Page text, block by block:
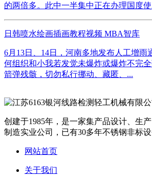
的两倍多。此中一半集中正在办理国度使
日韩喷水绘画插画教程视频 MBA智库
6月13日、14日，河南多地发布人工增雨
何组织和小我若发觉未爆炸或爆炸不完
箭弹残骸，切勿私行挪动、藏匿、...
创建于1985年，是一家集产品设计、生
制造实业公司，已有30多年不锈钢非标
网站首页
关于我们